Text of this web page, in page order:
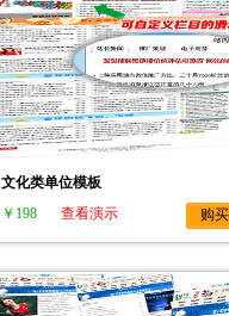
文化类单位模板
￥198
查看演示 购买